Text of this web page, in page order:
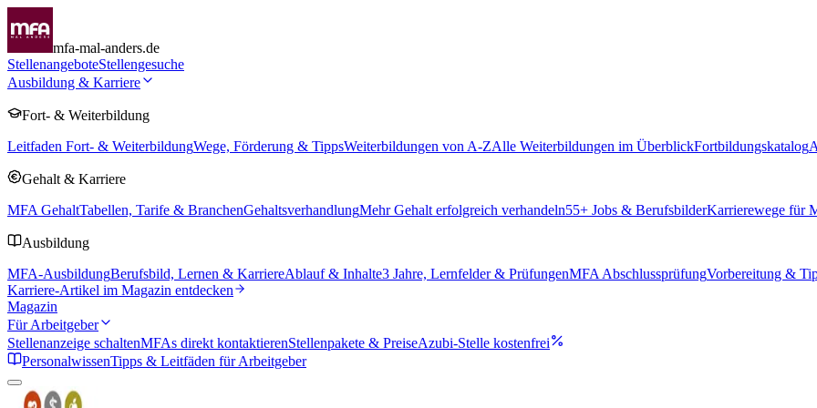
mfa-mal-anders.de
StellenangeboteStellengesuche
Ausbildung & Karriere
Fort- & Weiterbildung
Leitfaden Fort- & WeiterbildungWege, Förderung & TippsWeiterbildungen von A-ZAlle Weiterbildungen im ÜberblickFortbildungskatalog
Gehalt & Karriere
MFA GehaltTabellen, Tarife & BranchenGehaltsverhandlungMehr Gehalt erfolgreich verhandeln55+ Jobs & BerufsbilderKarrierewege für
Ausbildung
MFA-AusbildungBerufsbild, Lernen & KarriereAblauf & Inhalte3 Jahre, Lernfelder & PrüfungenMFA AbschlussprüfungVorbereitung &
Karriere-Artikel im Magazin entdecken
Magazin
Für Arbeitgeber
Stellenanzeige schaltenMFAs direkt kontaktierenStellenpakete & PreiseAzubi-Stelle kostenfrei
PersonalwissenTipps & Leitfäden für Arbeitgeber